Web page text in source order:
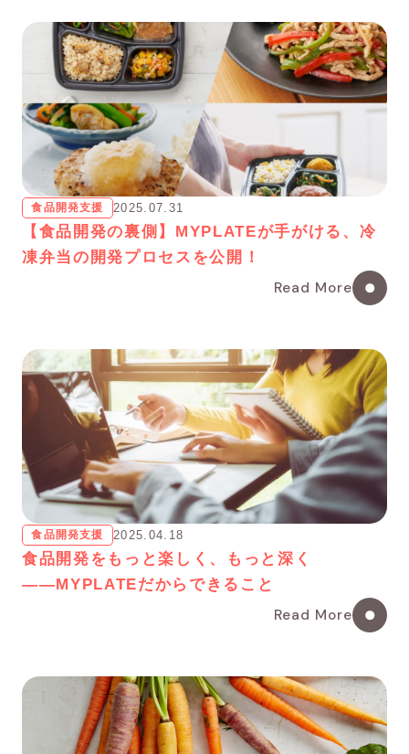
食品開発支援 2025.07.31
【食品開発の裏側】MYPLATEが手がける、冷
凍弁当の開発プロセスを公開！
Read More
食品開発支援 2025.04.18
食品開発をもっと楽しく、もっと深く
――MYPLATEだからできること
Read More